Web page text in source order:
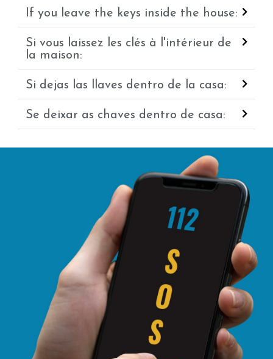
If you leave the keys inside the house:
Si vous laissez les clés à l'intérieur de
la maison:
Si dejas las llaves dentro de la casa:
Se deixar as chaves dentro de casa: